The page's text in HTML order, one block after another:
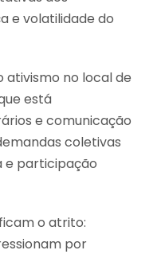
e volatilidade do
no local de
está
e comunicação
coletivas
e participação
o atrito:
por